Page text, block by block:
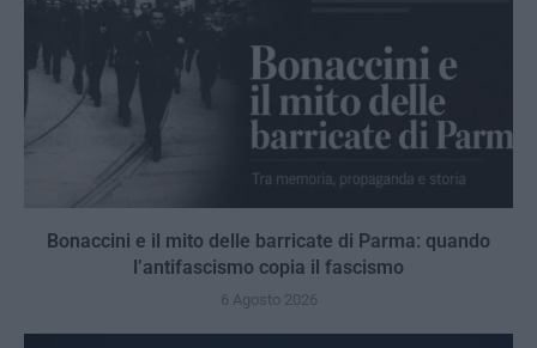
Bonaccini e il mito delle barricate di Parma: quando
l’antifascismo copia il fascismo
6 Agosto 2026